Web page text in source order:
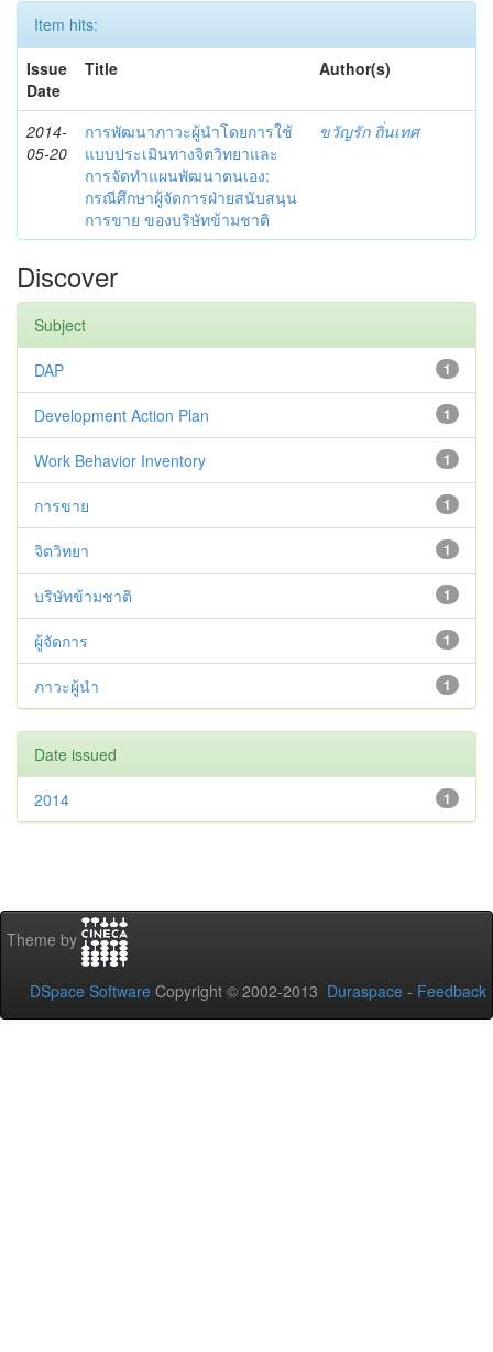
Item hits:
Issue
Date
Title Author(s)
2014-
05-20
การพัฒนาภาวะผู้นำโดยการใช้
แบบประเมินทางจิตวิทยาและ
การจัดทำแผนพัฒนาตนเอง:
กรณีศึกษาผู้จัดการฝ่ายสนับสนุน
การขาย ของบริษัทข้ามชาติ
ขวัญรัก ถิ่นเทศ
Discover
Subject
1
DAP
1
Development Action Plan
1
Work Behavior Inventory
1
การขาย
1
จิตวิทยา
1
บริษัทข้ามชาติ
1
ผู้จัดการ
1
ภาวะผู้นำ
Date issued
1
2014
Theme by
DSpace Software Copyright © 2002-2013 Duraspace - Feedback